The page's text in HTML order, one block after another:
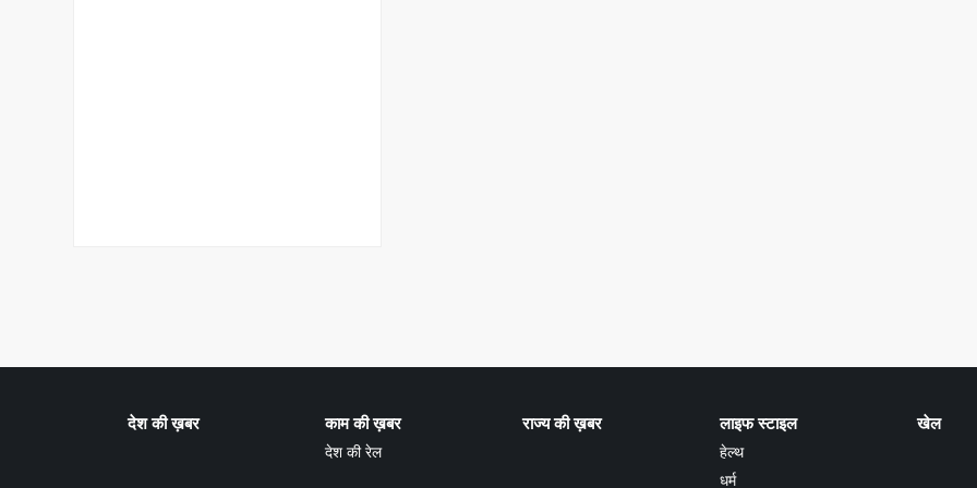
देश की ख़बर काम की ख़बर
देश की रेल
राज्य की ख़बर लाइफ स्टाइल
हेल्थ
धर्म
खेल